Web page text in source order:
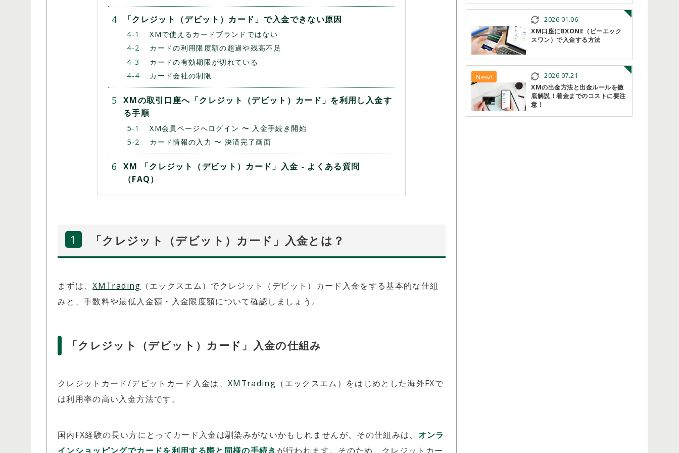
「クレジット（デビット）カード」で入金できない原因
XMで使えるカードブランドではない
カードの利用限度額の超過や残高不足
カードの有効期限が切れている
カード会社の制限
XMの取引口座へ「クレジット（デビット）カード」を利用し入金す
る手順
XM会員ページへログイン 〜 入金手続き開始
カード情報の入力 〜 決済完了画面
XM 「クレジット（デビット）カード」入金 - よくある質問
（FAQ）
「クレジット（デビット）カード」入金とは？
まずは、XMTrading （エックスエム）でクレジット（デビット）カード入金をする基本的な仕組
みと、手数料や最低入金額・入金限度額について確認しましょう。
「クレジット（デビット）カード」入金の仕組み
クレジットカード/デビットカード入金は、XMTrading （エックスエム）をはじめとした海外FXで
は利用率の高い入金方法です。
国内FX経験の長い方にとってカード入金は馴染みがないかもしれませんが、その仕組みは、 オンラ
インショッピングでカードを利用する際と同様の手続き が行われます。そのため、クレジットカー
2026.01.06
XM口座にBXONE（ビーエック
スワン）で入金する方法
New! 2026.07.21
XMの出金方法と出金ルールを徹
底解説！着金までのコストに要注
意！